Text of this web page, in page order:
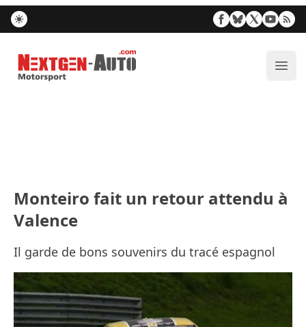
Nextgen-Auto.com
Monteiro fait un retour attendu à
Valence
Il garde de bons souvenirs du tracé espagnol